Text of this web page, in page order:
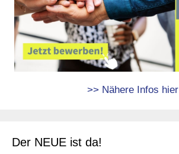
>> Nähere Infos hier
Der NEUE ist da!